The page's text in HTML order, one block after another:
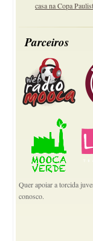
casa na Copa
Parceiros
Quer apoiar a torcida
conosco.